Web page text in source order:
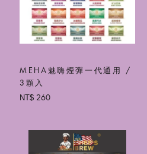
MEHA魅嗨煙彈一代通用 /
3顆入
NT$ 260